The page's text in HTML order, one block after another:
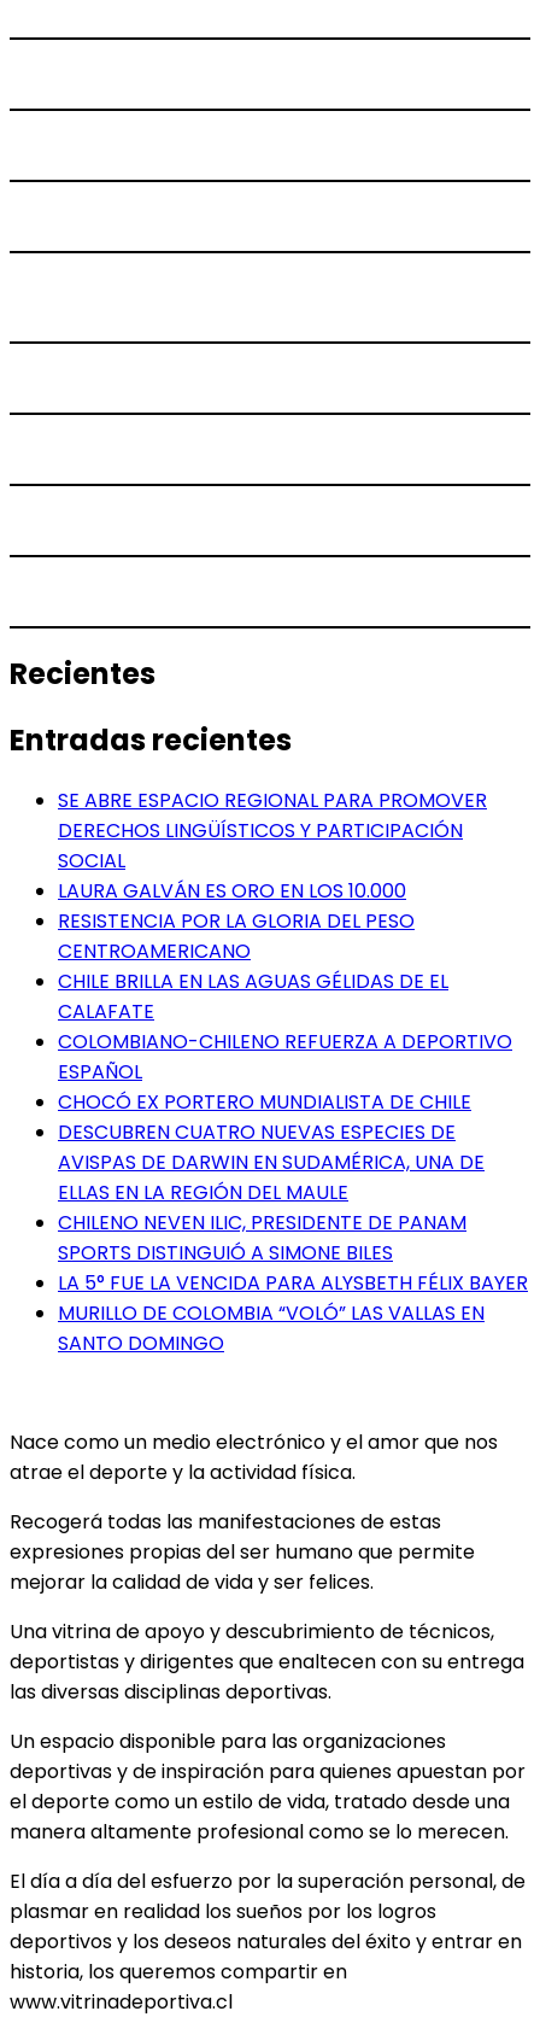
Recientes
Entradas recientes
SE ABRE ESPACIO REGIONAL PARA PROMOVER
DERECHOS LINGÜÍSTICOS Y PARTICIPACIÓN
SOCIAL
LAURA GALVÁN ES ORO EN LOS 10.000
RESISTENCIA POR LA GLORIA DEL PESO
CENTROAMERICANO
CHILE BRILLA EN LAS AGUAS GÉLIDAS DE EL
CALAFATE
COLOMBIANO-CHILENO REFUERZA A DEPORTIVO
ESPAÑOL
CHOCÓ EX PORTERO MUNDIALISTA DE CHILE
DESCUBREN CUATRO NUEVAS ESPECIES DE
AVISPAS DE DARWIN EN SUDAMÉRICA, UNA DE
ELLAS EN LA REGIÓN DEL MAULE
CHILENO NEVEN ILIC, PRESIDENTE DE PANAM
SPORTS DISTINGUIÓ A SIMONE BILES
LA 5° FUE LA VENCIDA PARA ALYSBETH FÉLIX BAYER
MURILLO DE COLOMBIA “VOLÓ” LAS VALLAS EN
SANTO DOMINGO
Nace como un medio electrónico y el amor que nos
atrae el deporte y la actividad física.
Recogerá todas las manifestaciones de estas
expresiones propias del ser humano que permite
mejorar la calidad de vida y ser felices.
Una vitrina de apoyo y descubrimiento de técnicos,
deportistas y dirigentes que enaltecen con su entrega
las diversas disciplinas deportivas.
Un espacio disponible para las organizaciones
deportivas y de inspiración para quienes apuestan por
el deporte como un estilo de vida, tratado desde una
manera altamente profesional como se lo merecen.
El día a día del esfuerzo por la superación personal, de
plasmar en realidad los sueños por los logros
deportivos y los deseos naturales del éxito y entrar en
historia, los queremos compartir en
www.vitrinadeportiva.cl